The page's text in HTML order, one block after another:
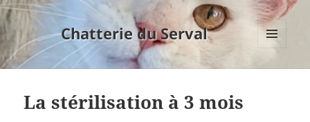
Chatterie du Serval
ET
La stérilisation à 3 mois